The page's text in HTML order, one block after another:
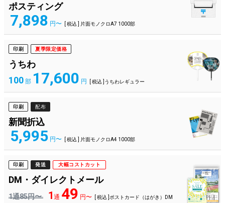
ポスティング
7,898 円〜 [ 税込 ] 片面モノクロA7 1000部
印刷 夏季限定価格
うちわ
100 部 17,600 円 [ 税込 ]うちわレギュラー
印刷 配布
新聞折込
5,995 円〜 [ 税込 ] 片面モノクロA4 1000部
印刷 発送 大幅コストカット
DM・ダイレクトメール
1通85円〜 1 通 49 円〜 [ 税込 ]ポストカード（はがき）DM